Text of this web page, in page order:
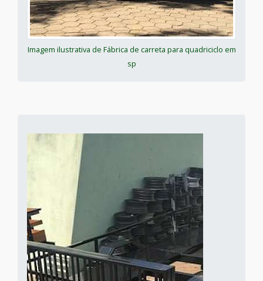
Imagem ilustrativa de Fábrica de carreta para quadriciclo em
sp